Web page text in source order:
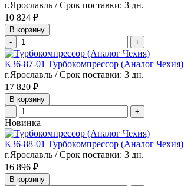
г.Ярославль / Срок поставки: 3 дн.
10 824 ₽
В корзину
-
+
К36-87-01 Турбокомпрессор (Аналог Чехия)
г.Ярославль / Срок поставки: 3 дн.
17 820 ₽
В корзину
-
+
Новинка
К36-88-01 Турбокомпрессор (Аналог Чехия)
г.Ярославль / Срок поставки: 3 дн.
16 896 ₽
В корзину